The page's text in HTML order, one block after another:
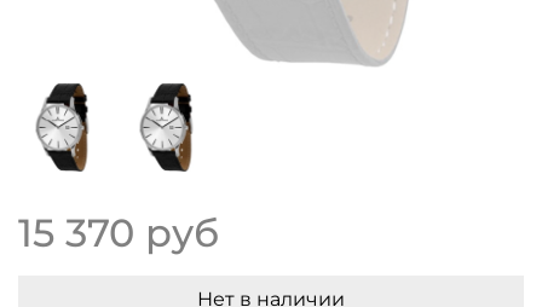
15 370 руб
Нет в наличии